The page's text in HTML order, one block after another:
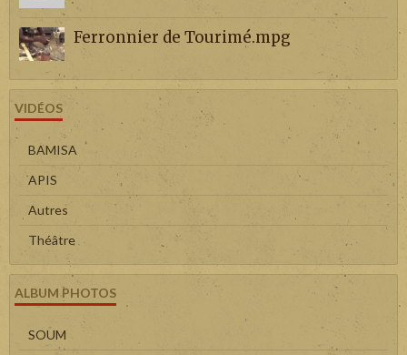
Ferronnier de Tourimé.mpg
VIDÉOS
BAMISA
APIS
Autres
Théâtre
ALBUM PHOTOS
SOUM